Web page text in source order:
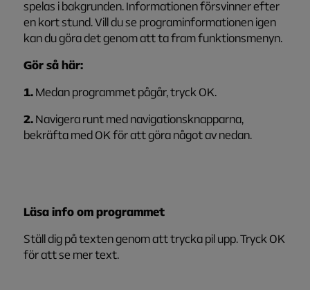
spelas i bakgrunden. Informationen försvinner efter
en kort stund. Vill du se programinformationen igen
kan du göra det genom att ta fram funktionsmenyn.
Gör så här:
1.Medan programmet pågår, tryck OK.
2.Navigera runt med navigationsknapparna,
bekräfta med OK för att göra något av nedan.
Läsa info om programmet
Ställ dig på texten genom att trycka pil upp. Tryck OK
för att se mer text.